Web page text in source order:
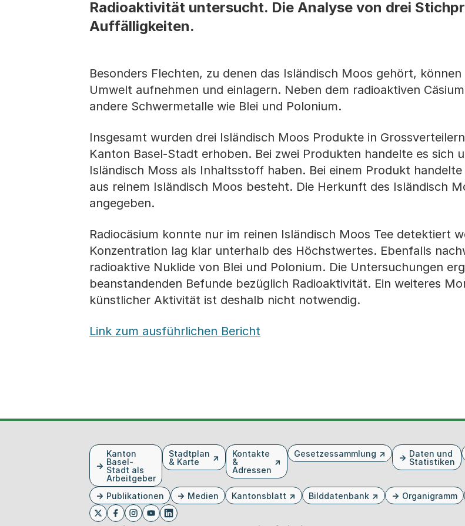
Radioaktivität untersucht. Die Analyse von drei
Auffälligkeiten.
Besonders Flechten, zu denen das Isländisch Moos gehört,
Umwelt aufnehmen und einlagern. Neben dem radioaktiven
andere Schwermetalle wie Blei und Polonium.
Insgesamt wurden drei Isländisch Moos Produkte in
Kanton Basel-Stadt erhoben. Bei zwei Produkten handelte es sich
Isländisch Moss als Inhaltsstoff haben. Bei einem Produkt handelte
aus reinem Isländisch Moos besteht. Die Herkunft des Isländisch
angegeben.
Radiocäsium konnte nur im reinen Isländisch Moos Tee detektiert
Konzentration lag klar unterhalb des Höchstwertes. Ebenfalls
radioaktive Nuklide von Blei und Polonium. Die Untersuchungen
beanstandenden Befunde bezüglich Radioaktivität. Ein weiteres
künstlicher Aktivität ist deshalb nicht notwendig.
Link zum ausführlichen Bericht
Kanton
Basel-
Stadt als
Arbeitgeber
Stadtplan
& Karte
Kontakte
&
Adressen
Gesetzessammlung
Daten und
Statistiken
Publikationen Medien Kantonsblatt Bilddatenbank Organigramm
Twitter Externer Link, wird in einem neuen Tab oder Fenster geöffnet
FacebookExterner Link, wird in einem neuen Tab oder Fenster geöffnet
InstagramExterner Link, wird in einem neuen Tab oder Fenster geöffnet
YoutubeExterner Link, wird in einem neuen Tab oder Fenster geöffnet
Linkedin